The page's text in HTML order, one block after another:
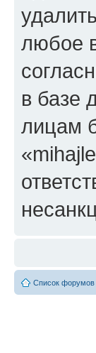
любое
в базе
лицам
Список форумов